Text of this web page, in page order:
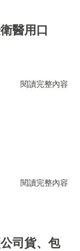
醫用口
閱讀完整內容
閱讀完整內容
司貨、包